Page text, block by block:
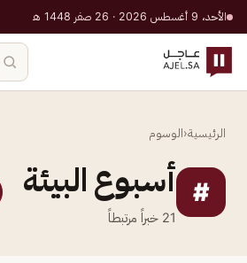
الأحد، 9 أغسطس 2026 · 26 صفر 1448 هـ
الرئيسية‹الوسوم
# أسبوع البيئة
21 خبراً مرتبطاً